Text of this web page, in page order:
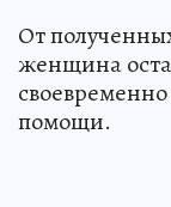
От
женщина
помощи.